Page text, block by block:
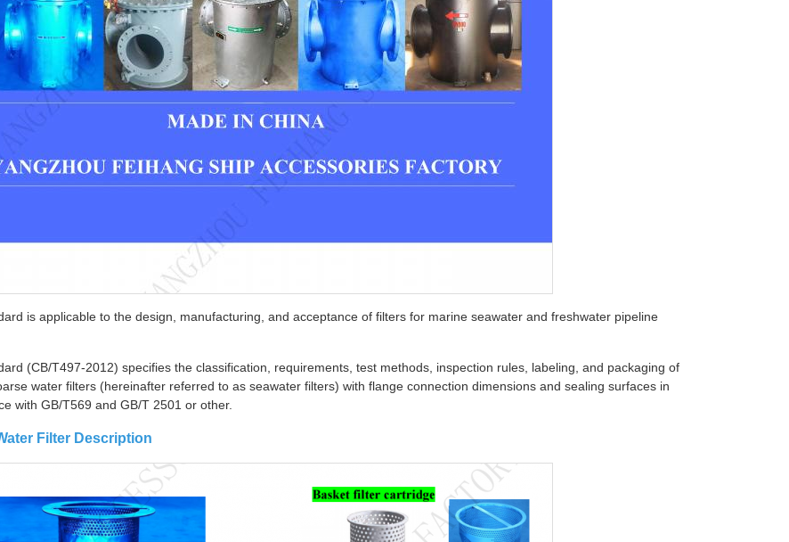
is applicable to the design, manufacturing, and acceptance of filters for marine seawater and freshwater pipeline
(CB/T497-2012) specifies the classification, requirements, test methods, inspection rules, labeling, and packaging of
water filters (hereinafter referred to as seawater filters) with flange connection dimensions and sealing surfaces in
with GB/T569 and GB/T 2501 or other.
Filter Description